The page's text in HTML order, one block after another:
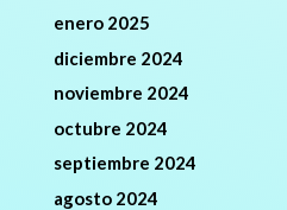
enero 2025
diciembre 2024
noviembre 2024
octubre 2024
septiembre 2024
agosto 2024